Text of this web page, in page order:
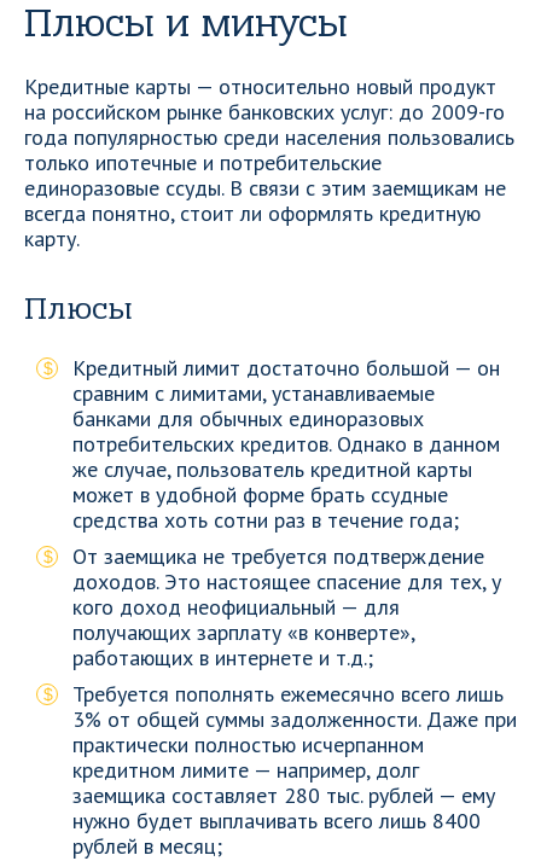
Плюсы и минусы
Кредитные карты — относительно новый продукт
на российском рынке банковских услуг: до 2009-го
года популярностью среди населения пользовались
только ипотечные и потребительские
единоразовые ссуды. В связи с этим заемщикам не
всегда понятно, стоит ли оформлять кредитную
карту.
Плюсы
Кредитный лимит достаточно большой — он
сравним с лимитами, устанавливаемые
банками для обычных единоразовых
потребительских кредитов. Однако в данном
же случае, пользователь кредитной карты
может в удобной форме брать ссудные
средства хоть сотни раз в течение года;
От заемщика не требуется подтверждение
доходов. Это настоящее спасение для тех, у
кого доход неофициальный — для
получающих зарплату «в конверте»,
работающих в интернете и т.д.;
Требуется пополнять ежемесячно всего лишь
3% от общей суммы задолженности. Даже при
практически полностью исчерпанном
кредитном лимите — например, долг
заемщика составляет 280 тыс. рублей — ему
нужно будет выплачивать всего лишь 8400
рублей в месяц;